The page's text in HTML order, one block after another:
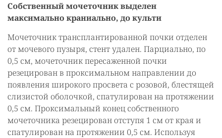
Собственный мочеточник выделен
максимально краниально, до культи
Мочеточник трансплантированной почки отделен
от мочевого пузыря, стент удален. Парциально, по
0,5 см, мочеточник пересаженной почки
резецирован в проксимальном направлении до
появления широкого просвета с розовой, блестящей
слизистой оболочкой, спатулирован на протяжении
0,5 см. Проксимальный конец собственного
мочеточника резецирован отступя 1 см от края и
спатулирован на протяжении 0,5 см. Используя